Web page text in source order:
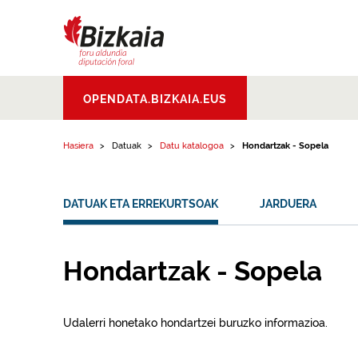
Aldundia.Diputacion
Foral de Bizkaia
OPENDATA.BIZKAIA.EUS
Hasiera Datuak Datu katalogoa Hondartzak - Sopela
DATUAK ETA ERREKURTSOAK JARDUERA
Hondartzak - Sopela
Udalerri honetako hondartzei buruzko informazioa.